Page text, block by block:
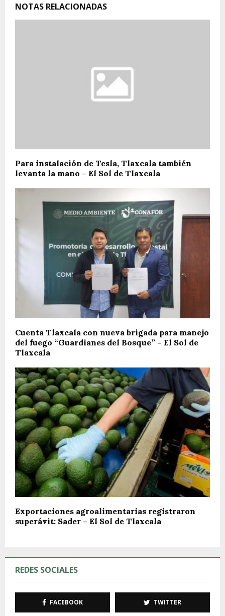
NOTAS RELACIONADAS
Para instalación de Tesla, Tlaxcala también
levanta la mano – El Sol de Tlaxcala
Cuenta Tlaxcala con nueva brigada para manejo
del fuego “Guardianes del Bosque” – El Sol de
Tlaxcala
Exportaciones agroalimentarias registraron
superávit: Sader – El Sol de Tlaxcala
REDES SOCIALES
FACEBOOK TWITTER